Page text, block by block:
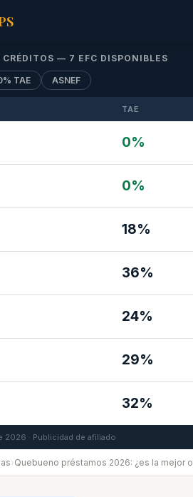
CRÉDITOS — 7 EFC DISPONIBLES
TAE ASNEF
TAE
0%
0%
18%
36%
24%
29%
32%
2026 · Publicidad de afiliado
›Quebueno préstamos 2026: ¿es la mejor